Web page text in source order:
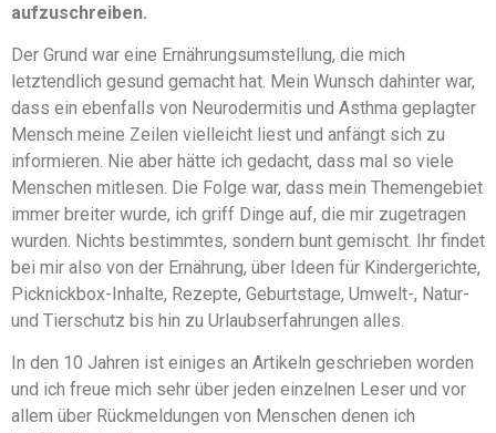
aufzuschreiben.
Der Grund war eine Ernährungsumstellung, die mich
letztendlich gesund gemacht hat. Mein Wunsch dahinter war,
dass ein ebenfalls von Neurodermitis und Asthma geplagter
Mensch meine Zeilen vielleicht liest und anfängt sich zu
informieren. Nie aber hätte ich gedacht, dass mal so viele
Menschen mitlesen. Die Folge war, dass mein Themengebiet
immer breiter wurde, ich griff Dinge auf, die mir zugetragen
wurden. Nichts bestimmtes, sondern bunt gemischt. Ihr findet
bei mir also von der Ernährung, über Ideen für Kindergerichte,
Picknickbox-Inhalte, Rezepte, Geburtstage, Umwelt-, Natur-
und Tierschutz bis hin zu Urlaubserfahrungen alles.
In den 10 Jahren ist einiges an Artikeln geschrieben worden
und ich freue mich sehr über jeden einzelnen Leser und vor
allem über Rückmeldungen von Menschen denen ich